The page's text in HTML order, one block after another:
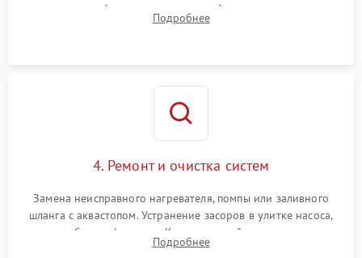
прессостата (датчика уровня воды), датчика мутности,
концевика дверцы и электронного модуля управления.
Подробнее
4. Ремонт и очистка систем
Замена неисправного нагревателя, помпы или заливного
шланга с аквастопом. Устранение засоров в улитке насоса,
патрубках и фильтрах. Компонентный ремонт платы
управления, восстановление поврежденной проводки.
Подробнее